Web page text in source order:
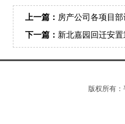
上一篇： 房产公司各项目
下一篇： 新北嘉园回迁安
版权所有